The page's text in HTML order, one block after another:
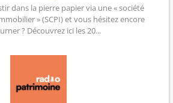
dans la pierre papier via une « société
» (SCPI) et vous hésitez encore
? Découvrez ici les 20...